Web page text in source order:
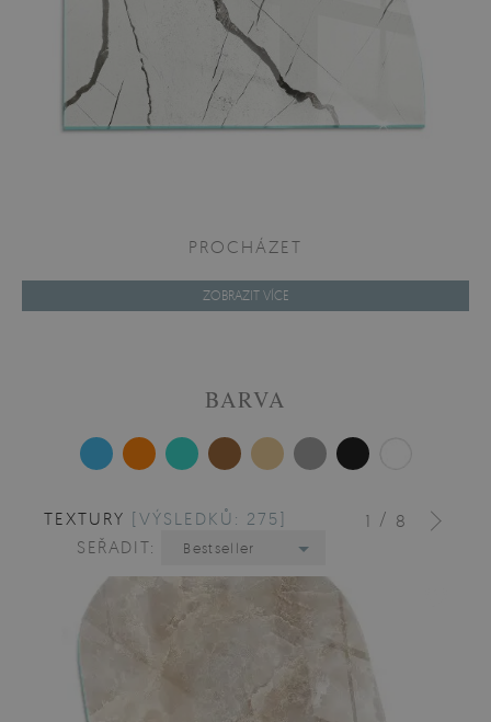
PROCHÁZET
ZOBRAZIT VÍCE
BARVA
1 / 8
TEXTURY [VÝSLEDKŮ: 275]
SEŘADIT:
Bestseller